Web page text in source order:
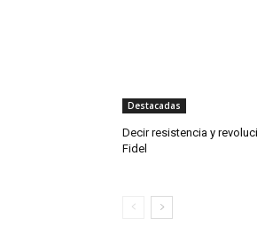
Destacadas
Decir resistencia y
Fidel